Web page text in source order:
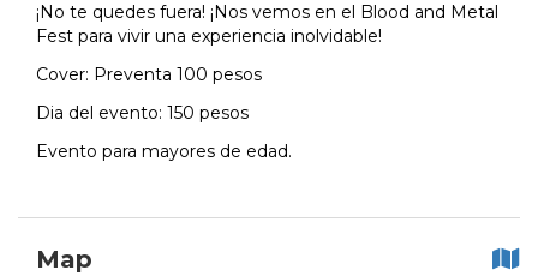
¡No te quedes fuera! ¡Nos vemos en el Blood and Metal
Fest para vivir una experiencia inolvidable!
Cover: Preventa 100 pesos
Dia del evento: 150 pesos
Evento para mayores de edad.
Map